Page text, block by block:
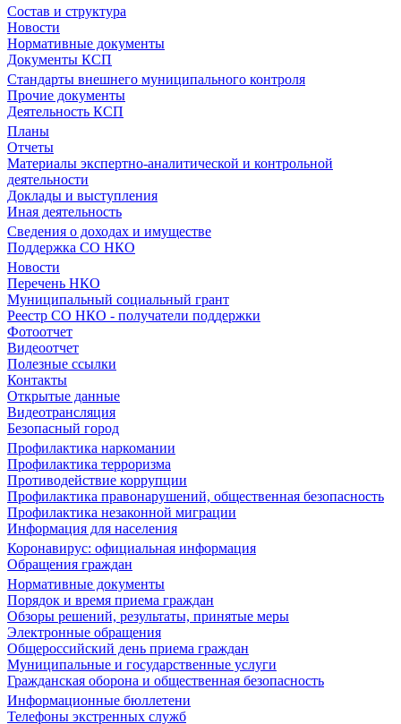
Состав и структура
Новости
Нормативные документы
Документы КСП
Стандарты внешнего муниципального контроля
Прочие документы
Деятельность КСП
Планы
Отчеты
Материалы экспертно-аналитической и контрольной
деятельности
Доклады и выступления
Иная деятельность
Сведения о доходах и имуществе
Поддержка СО НКО
Новости
Перечень НКО
Муниципальный социальный грант
Реестр СО НКО - получатели поддержки
Фотоотчет
Видеоотчет
Полезные ссылки
Контакты
Открытые данные
Видеотрансляция
Безопасный город
Профилактика наркомании
Профилактика терроризма
Противодействие коррупции
Профилактика правонарушений, общественная безопасность
Профилактика незаконной миграции
Информация для населения
Коронавирус: официальная информация
Обращения граждан
Нормативные документы
Порядок и время приема граждан
Обзоры решений, результаты, принятые меры
Электронные обращения
Общероссийский день приема граждан
Муниципальные и государственные услуги
Гражданская оборона и общественная безопасность
Информационные бюллетени
Телефоны экстренных служб